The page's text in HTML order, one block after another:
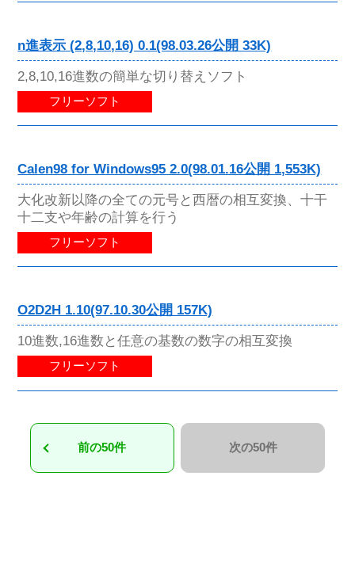
n進表示 (2,8,10,16) 0.1(98.03.26公開 33K)
2,8,10,16進数の簡単な切り替えソフト
フリーソフト
Calen98 for Windows95 2.0(98.01.16公開 1,553K)
大化改新以降の全ての元号と西暦の相互変換、十干
十二支や年齢の計算を行う
フリーソフト
O2D2H 1.10(97.10.30公開 157K)
10進数,16進数と任意の基数の数字の相互変換
フリーソフト
前の50件 次の50件